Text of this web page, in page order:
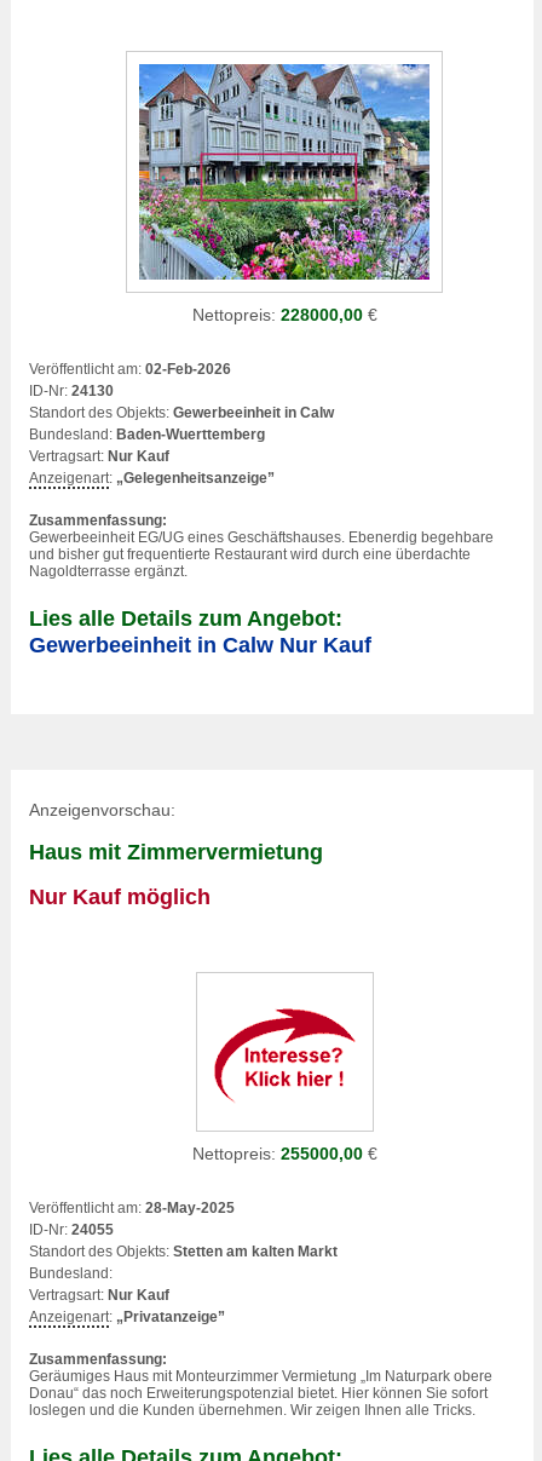
Nettopreis: 228000,00€
Veröffentlicht am: 02-Feb-2026
ID-Nr: 24130
Standort des Objekts: Gewerbeeinheit in Calw
Bundesland: Baden-Wuerttemberg
Vertragsart: Nur Kauf
Anzeigenart: „Gelegenheitsanzeige”
Zusammenfassung:
Gewerbeeinheit EG/UG eines Geschäftshauses. Ebenerdig begehbare
und bisher gut frequentierte Restaurant wird durch eine überdachte
Nagoldterrasse ergänzt.
Lies alle Details zum Angebot:
Gewerbeeinheit in Calw Nur Kauf
Anzeigenvorschau:
Haus mit Zimmervermietung
Nur Kauf möglich
Nettopreis: 255000,00€
Veröffentlicht am: 28-May-2025
ID-Nr: 24055
Standort des Objekts: Stetten am kalten Markt
Bundesland:
Vertragsart: Nur Kauf
Anzeigenart: „Privatanzeige”
Zusammenfassung:
Geräumiges Haus mit Monteurzimmer Vermietung „Im Naturpark obere
Donau“ das noch Erweiterungspotenzial bietet. Hier können Sie sofort
loslegen und die Kunden übernehmen. Wir zeigen Ihnen alle Tricks.